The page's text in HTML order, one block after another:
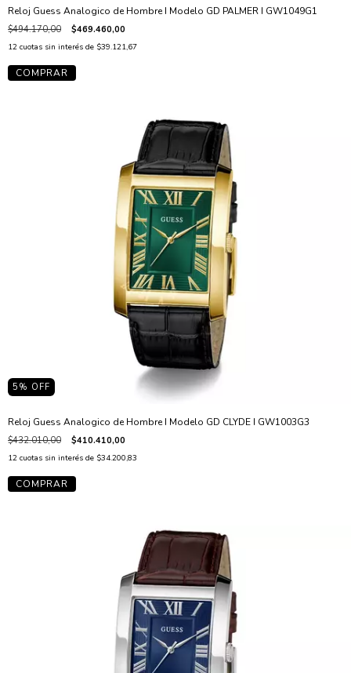
Reloj Guess Analogico de Hombre I Modelo GD PALMER I GW1049G1
$494.170,00 $469.460,00
12 cuotas sin interés de $39.121,67
5 % OFF
Reloj Guess Analogico de Hombre I Modelo GD CLYDE I GW1003G3
$432.010,00 $410.410,00
12 cuotas sin interés de $34.200,83